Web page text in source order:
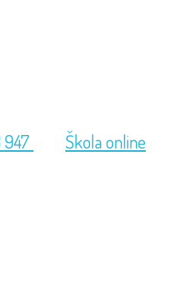
Škola online